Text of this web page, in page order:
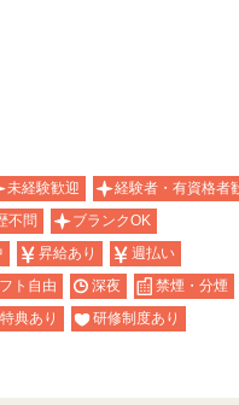
未経験歓迎
経験者・有資格者
不問
ブランクOK
昇給あり
週払い
ト自由 深夜
禁煙・分煙
典あり
研修制度あり